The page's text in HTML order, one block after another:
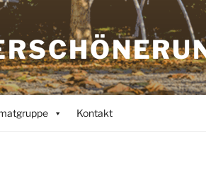
Kontakt